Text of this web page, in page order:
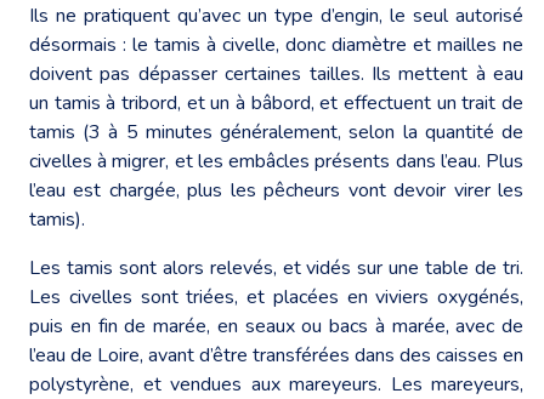
Ils ne pratiquent qu’avec un type d’engin, le seul autorisé
désormais : le tamis à civelle, donc diamètre et mailles ne
doivent pas dépasser certaines tailles. Ils mettent à eau
un tamis à tribord, et un à bâbord, et effectuent un trait de
tamis (3 à 5 minutes généralement, selon la quantité de
civelles à migrer, et les embâcles présents dans l’eau. Plus
l’eau est chargée, plus les pêcheurs vont devoir virer les
tamis).
Les tamis sont alors relevés, et vidés sur une table de tri.
Les civelles sont triées, et placées en viviers oxygénés,
puis en fin de marée, en seaux ou bacs à marée, avec de
l’eau de Loire, avant d’être transférées dans des caisses en
polystyrène, et vendues aux mareyeurs. Les mareyeurs,